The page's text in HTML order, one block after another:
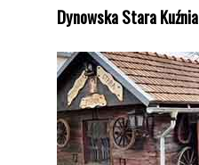
Dynowska Stara Kuźnia